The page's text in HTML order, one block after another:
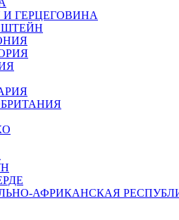
ГЕРЦЕГОВИНА
АФРИКАНСКАЯ